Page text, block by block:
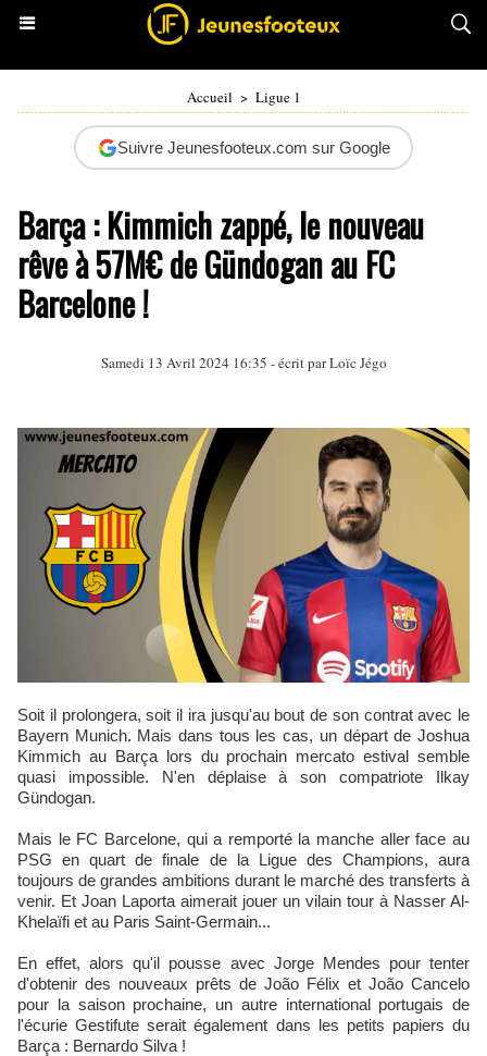
Accueil > Ligue 1
Suivre Jeunesfooteux.com sur Google
Barça : Kimmich zappé, le nouveau
rêve à 57M€ de Gündogan au FC
Barcelone !
Samedi 13 Avril 2024 16:35 - écrit parLoïc Jégo
Soit il prolongera, soit il ira jusqu'au bout de son contrat avec le
Bayern Munich. Mais dans tous les cas, un départ de Joshua
Kimmich au Barça lors du prochain mercato estival semble
quasi impossible. N'en déplaise à son compatriote Ilkay
Gündogan.
Mais le FC Barcelone, qui a remporté la manche aller face au
PSG en quart de finale de la Ligue des Champions, aura
toujours de grandes ambitions durant le marché des transferts à
venir. Et Joan Laporta aimerait jouer un vilain tour à Nasser Al-
Khelaïfi et au Paris Saint-Germain...
En effet, alors qu'il pousse avec Jorge Mendes pour tenter
d'obtenir des nouveaux prêts de João Félix et João Cancelo
pour la saison prochaine, un autre international portugais de
l'écurie Gestifute serait également dans les petits papiers du
Barça : Bernardo Silva !